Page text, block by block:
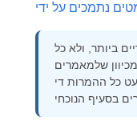
ביותר, ולא כל
שלמאמרים
כל ההמרות די